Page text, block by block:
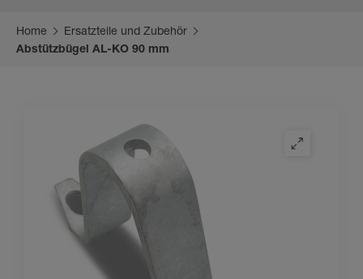
Home
Ersatzteile und Zubehör
Abstützbügel AL-KO 90 mm